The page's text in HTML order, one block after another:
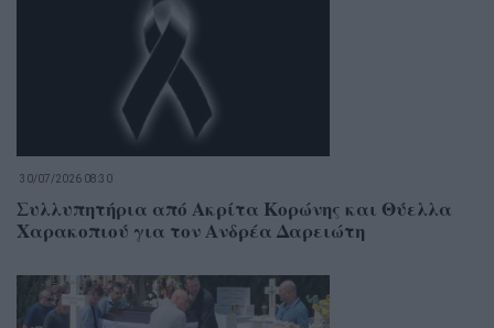
30/07/2026 08:30
Συλλυπητήρια από Ακρίτα Κορώνης και Θύελλα
Χαρακοπιού για τον Ανδρέα Δαρειώτη